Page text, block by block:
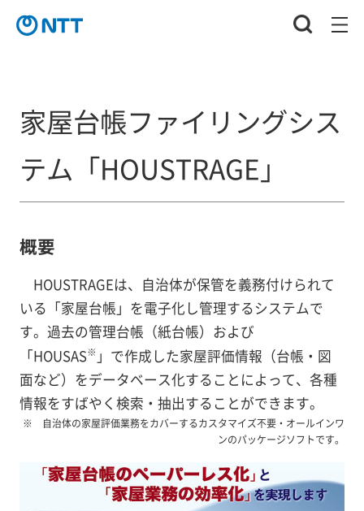
家屋台帳ファイリングシス
テム「HOUSTRAGE」
概要
HOUSTRAGEは、自治体が保管を義務付けられて
いる「家屋台帳」を電子化し管理するシステムで
す。過去の管理台帳（紙台帳）および
「HOUSAS※ 」で作成した家屋評価情報（台帳・図
面など）をデータベース化することによって、各種
情報をすばやく検索・抽出することができます。
自治体の家屋評価業務をカバーするカスタマイズ不要・オールインワ
ンのパッケージソフトです。